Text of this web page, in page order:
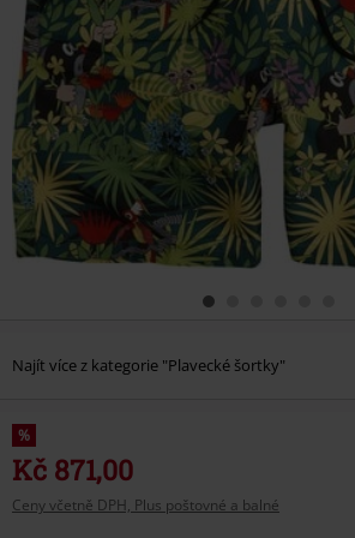
Najít více z kategorie "Plavecké šortky"
%
Kč 871,00
Ceny včetně DPH, Plus poštovné a balné